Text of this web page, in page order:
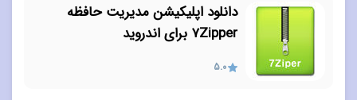
دانلود اپلیکیشن مدیریت حافظه
۷Zipper برای اندروید
5.0